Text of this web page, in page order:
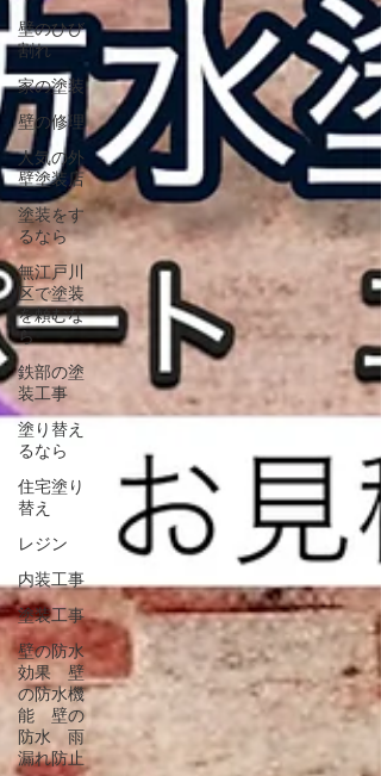
壁のひび
割れ
家の塗装
壁の修理
人気の外
壁塗装店
塗装をす
るなら
無江戸川
区で塗装
を頼むな
ら
鉄部の塗
装工事
塗り替え
るなら
住宅塗り
替え
レジン
内装工事
塗装工事
壁の防水
効果 壁
の防水機
能 壁の
防水 雨
漏れ防止